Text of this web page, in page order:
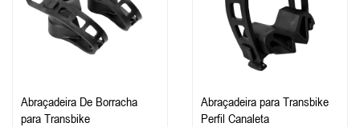
Abraçadeira De Borracha
para Transbike
Abraçadeira para Transbike
Perfil Canaleta